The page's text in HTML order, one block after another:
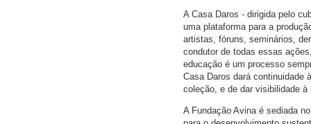
A Casa Daros - dirigida pelo
uma plataforma para a
artistas, fóruns, seminários,
condutor de todas essas
educação é um processo
Casa Daros dará continuidade
coleção, e de dar visibilidade à
A Fundação Avina é sediada